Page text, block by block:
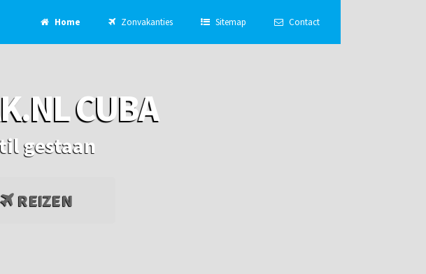
Home Zonvakanties Sitemap Contact
CUBA
gestaan
REIZEN